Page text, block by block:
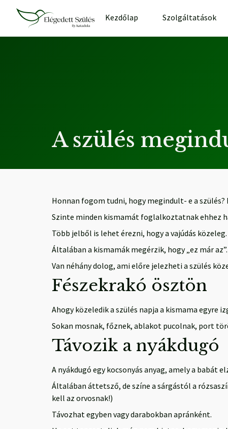
Kezdőlap Szolgáltatások
A szülés
Honnan fogom tudni, hogy megindult- e a
Szinte minden kismamát foglalkoztatnak ehhez
Több jelből is lehet érezni, hogy a vajúdás közeleg.
Általában a kismamák megérzik, hogy „ez már
Van néhány dolog, ami előre jelezheti a szülés
Fészekrakó ösztön
Ahogy közeledik a szülés napja a kismama egyre
Sokan mosnak, főznek, ablakot pucolnak, port
Távozik a nyákdugó
A nyákdugó egy kocsonyás anyag, amely a babát
Általában áttetsző, de színe a sárgástól a
kell az orvosnak!)
Távozhat egyben vagy darabokban apránként.